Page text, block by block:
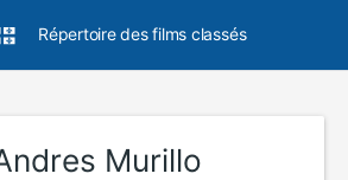
Répertoire des films classés
Murillo